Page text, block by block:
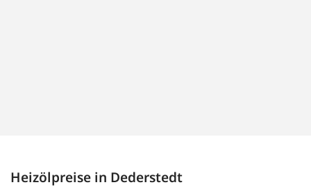
Heizölpreise in Dederstedt